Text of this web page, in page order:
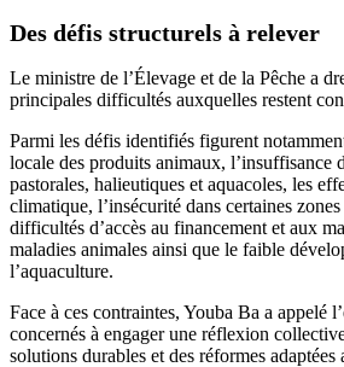
Des défis structurels à relever
Le ministre de l’Élevage et de la Pêche a
principales difficultés auxquelles restent
Parmi les défis identifiés figurent
locale des produits animaux, l’insuffisance
pastorales, halieutiques et aquacoles, les
climatique, l’insécurité dans certaines
difficultés d’accès au financement et aux
maladies animales ainsi que le faible
l’aquaculture.
Face à ces contraintes, Youba Ba a appelé
concernés à engager une réflexion
solutions durables et des réformes